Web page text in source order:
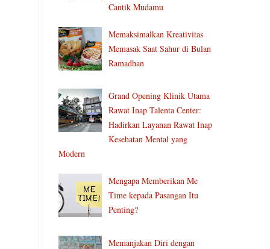
Cantik Mudamu
Memaksimalkan Kreativitas
Memasak Saat Sahur di Bulan
Ramadhan
Grand Opening Klinik Utama
Rawat Inap Talenta Center:
Hadirkan Layanan Rawat Inap
Kesehatan Mental yang
Modern
Mengapa Memberikan Me
Time kepada Pasangan Itu
Penting?
Memanjakan Diri dengan